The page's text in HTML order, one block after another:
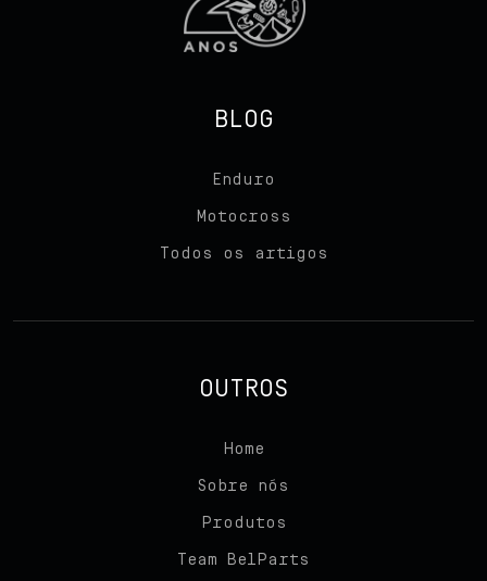
Início
Sobre nós
Produtos
Seja um revendedor
BLOG
Enduro
Motocross
Todos os artigos
OUTROS
Home
Sobre nós
Produtos
Team BelParts